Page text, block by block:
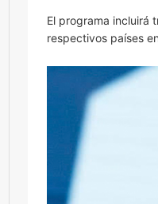
El programa incluirá
respectivos países